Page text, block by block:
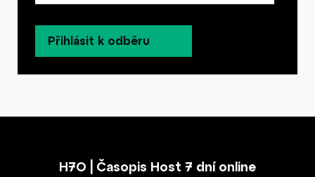
Přihlásit k odběru
H7O | Časopis Host 7 dní online